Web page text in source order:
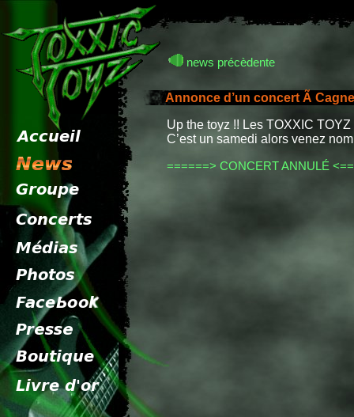
news précèdente
Annonce d’un concert Ã
Up the toyz !! Les TOXXIC
C’est un samedi alors venez
======> CONCERT ANNULÉ